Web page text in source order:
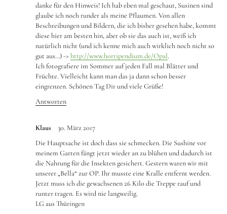
danke für den Hinweis! Ich hab eben mal geschaut, Susinen sind
glaube ich noch runder als meine Pflaumen. Von allen
Beschreibungen und Bildern, die ich bisher gesehen habe, kommt
diese hier am besten hin, aber ob sie das auch ist, weiß ich
natürlich nicht (und ich kenne mich auch wirklich noch nicht so
gut aus…) ->http://www.hortipendium.de/Opal.
Ich fotografiere im Sommer auf jeden Fall mal Blätter und
Früchte. Vielleicht kann man das ja dann schon besser
eingrenzen. Schönen Tag Dir und viele Grüße!
Antworten
Klaus
30. März 2017
Die Hauptsache ist doch dass sie schmecken. Die Sushine vor
meinem Garten fängt jetzt wieder an zu blühen und dadurch ist
die Nahrung für die Insekten gesichert. Gestern waren wir mit
unserer „Bella“ zur OP. Ihr musste eine Kralle entfernt werden.
Jetzt muss ich die gewachsenen 26 Kilo die Treppe rauf und
runter tragen. Es wird nie langweilig.
LG aus Thüringen